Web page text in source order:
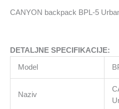
CANYON backpack BPL-5
DETALJNE SPECIFIKACIJE:
Model
Naziv